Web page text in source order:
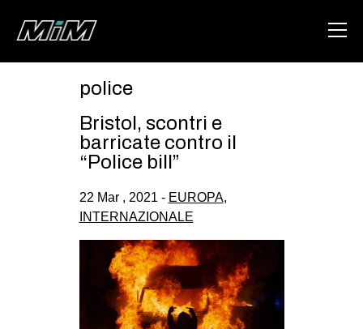
ABOUT
DEGENERAZIONE
CSOA LAMBRETTA
MSM
STUDENTI TSUNAMI
police
Bristol, scontri e
barricate contro il
“Police bill”
22 Mar , 2021 - EUROPA,
INTERNAZIONALE